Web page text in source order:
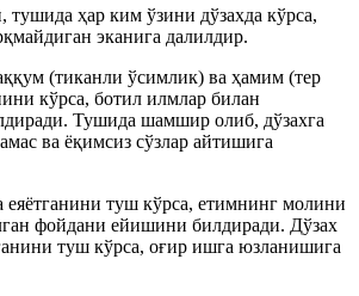
ҳар ким ўзини дўзахда кўрса,
эканига далилдир.
(тиканли ўсимлик) ва ҳамим (тер
кўрса, ботил илмлар билан
Тушида шамшир олиб, дўзахга
ва ёқимсиз сўзлар айтишига
еяётганини туш кўрса, етимнинг молини
фойдани ейишини билдиради. Дўзах
туш кўрса, оғир ишга юзланишига